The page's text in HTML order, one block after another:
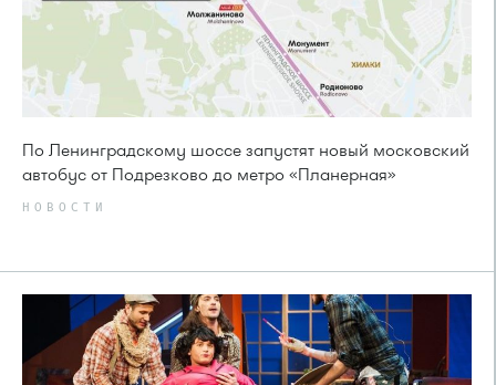
По Ленинградскому шоссе запустят новый московский
автобус от Подрезково до метро «Планерная»
НОВОСТИ